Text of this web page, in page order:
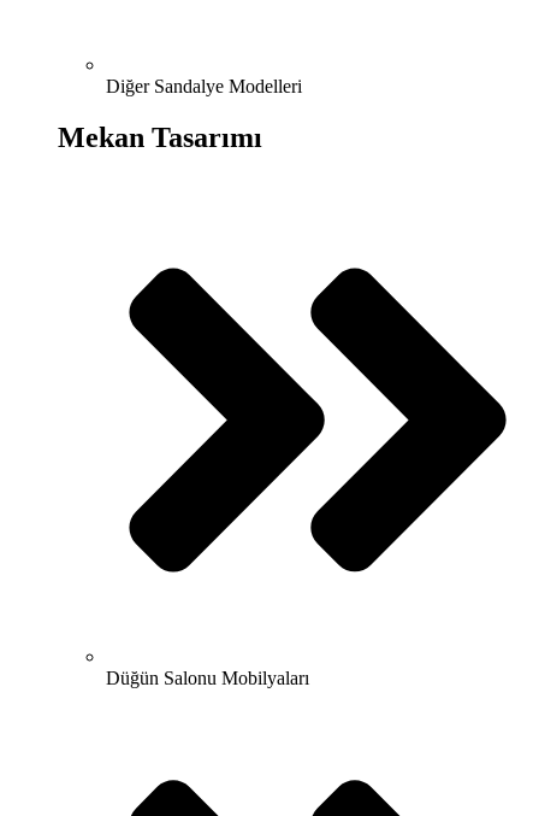
Diğer Sandalye Modelleri
Mekan Tasarımı
Düğün Salonu Mobilyaları